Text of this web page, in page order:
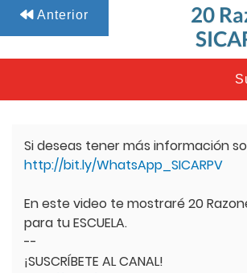
Anterior
20
Si deseas tener más información
http://bit.ly/WhatsApp_SICARPV
En este video te mostraré 20
para tu ESCUELA.
--
¡SUSCRÍBETE AL CANAL!